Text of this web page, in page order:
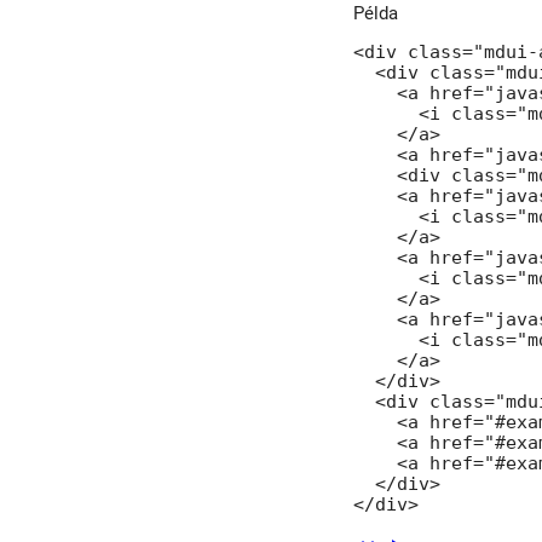
Példa
<div class="mdui-
<div
<a
<i
    </a>
<a
<div
<a
<i
    </a>
<a
<i
    </a>
<a
<i
    </a>
  </div>
<div
<a
<a
<a
  </div>
</div>